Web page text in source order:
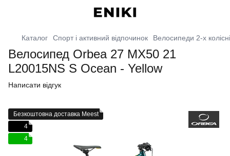
Каталог Спорт і активний відпочинок Велосипеди 2-х колісні
Велосипед Orbea 27 MX50 21
L20015NS S Ocean - Yellow
Написати відгук
Безкоштовна доставка Meest
4
4